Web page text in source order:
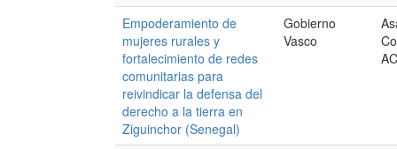
Empoderamiento de
mujeres rurales y
fortalecimiento de redes
comunitarias para
reivindicar la defensa del
derecho a la tierra en
Ziguinchor (Senegal)
Gobierno
Vasco